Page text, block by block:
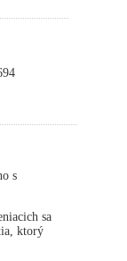
s
sa
ktorý